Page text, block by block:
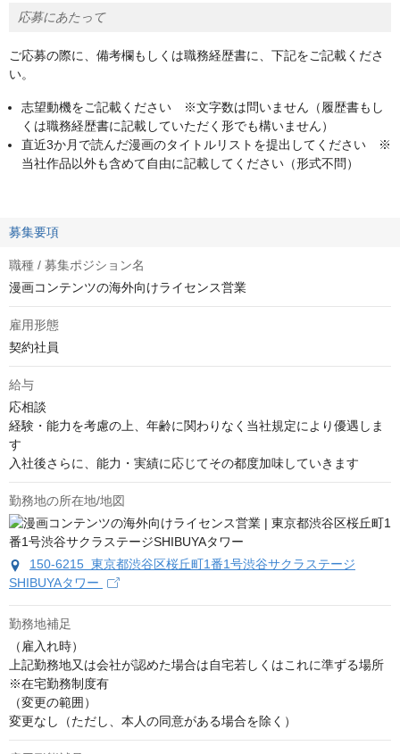
応募にあたって
ご応募の際に、備考欄もしくは職務経歴書に、下記をご記載くださ
い。
志望動機をご記載ください ※文字数は問いません（履歴書もし
くは職務経歴書に記載していただく形でも構いません）
直近3か月で読んだ漫画のタイトルリストを提出してください ※
当社作品以外も含めて自由に記載してください（形式不問）
募集要項
職種 / 募集ポジション名
漫画コンテンツの海外向けライセンス営業
雇用形態
契約社員
給与
応相談
経験・能力を考慮の上、年齢に関わりなく当社規定により優遇しま
す
入社後さらに、能力・実績に応じてその都度加味していきます
勤務地の所在地/地図
150-6215 東京都渋谷区桜丘町1番1号渋谷サクラステージ
SHIBUYAタワー
勤務地補足
（雇入れ時）
上記勤務地又は会社が認めた場合は自宅若しくはこれに準ずる場所
※在宅勤務制度有
（変更の範囲）
変更なし（ただし、本人の同意がある場合を除く）